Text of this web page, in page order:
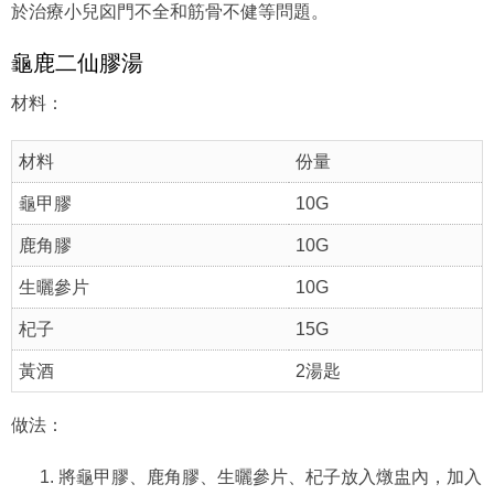
於治療小兒囟門不全和筋骨不健等問題。
龜鹿二仙膠湯
材料：
材料 份量
龜甲膠 10G
鹿角膠 10G
生曬參片 10G
杞子 15G
黃酒 2湯匙
做法：
將龜甲膠、鹿角膠、生曬參片、杞子放入燉盅內，加入